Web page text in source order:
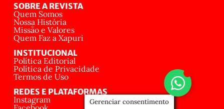
SOBRE A REVISTA
Quem Somos
Nossa História
Missão e Valores
Quem Faz a Xapuri
INSTITUCIONAL
Política Editorial
Política de Privacidade
Termos de Uso
REDES E PLATAFORMAS
Instagram
Gerenciar consentimento